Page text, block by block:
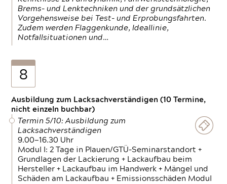
Brems- und Lenktechniken und der grundsätzlichen
Vorgehensweise bei Test- und Erprobungsfahrten.
Zudem werden Flaggenkunde, Ideallinie,
Notfallsituationen und…
8
Ausbildung zum Lacksachverständigen (10 Termine,
nicht einzeln buchbar)
Termin 5/10: Ausbildung zum
Lacksachverständigen
9.00—16.30 Uhr
Modul I: 2 Tage in Plauen/GTÜ-Seminarstandort +
Grundlagen der Lackierung + Lackaufbau beim
Hersteller + Lackaufbau im Handwerk + Mängel und
Schäden am Lackaufbau + Emissionsschäden Modul